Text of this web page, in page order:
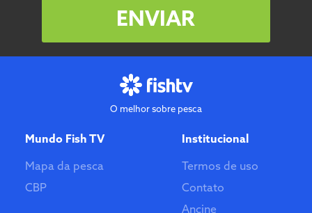
ENVIAR
O melhor sobre pesca
Mundo Fish TV
Mapa da pesca
CBP
Institucional
Termos de uso
Contato
Ancine